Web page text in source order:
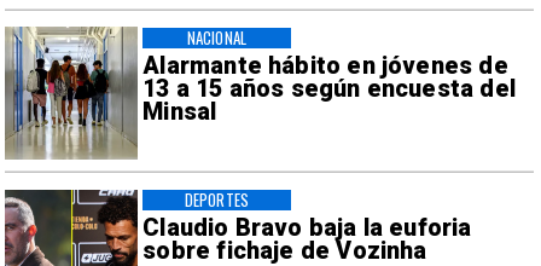
Alarmante hábito en jóvenes de
13 a 15 años según encuesta del
Minsal
NACIONAL
Claudio Bravo baja la euforia
sobre fichaje de Vozinha
DEPORTES